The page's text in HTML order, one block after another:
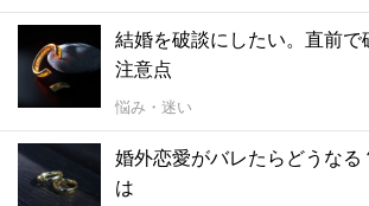
結婚を破談にしたい。直前
注意点
悩み・迷い
婚外恋愛がバレたらどうなる
は